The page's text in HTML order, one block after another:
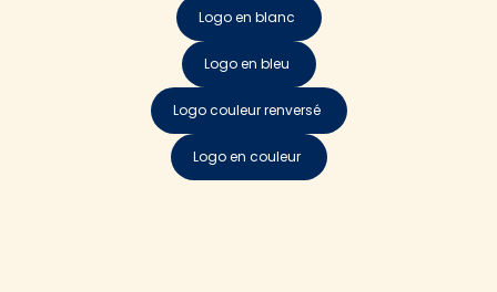
Logo en blanc
Logo en bleu
Logo couleur renversé
Logo en couleur